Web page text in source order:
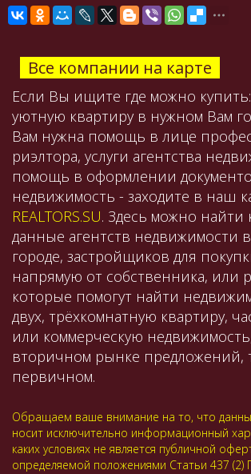
Все компании на карте
Если Вы ищите где можно
уютную квартиру в нужном Вам
Вам нужна помощь в лице
риэлтора, услуги агентства
помощь в оформлении
недвижимость - заходите в наш
REALTORS.SU. Здесь можно найти
данные агентств недвижимости
городе, застройщиков для
напрямую от собственника, или
которые помогут найти
двух, трёхкомнатную квартиру,
или коммерческую
вторичном рынке предложений,
первичном.
Обращаем ваше внимание на то, что
носит исключительно информационный
каких условиях не является публичной
определяемой положениями Статьи 437 (2)